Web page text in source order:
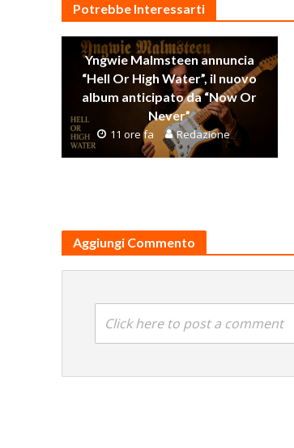
Potrebbe Interessarti
Yngwie Malmsteen annuncia
“Hell Or High Water”, il nuovo
album anticipato da “Now Or
Never”
11 ore fa Redazione
Aggiungi Commento
Click here to post a comment